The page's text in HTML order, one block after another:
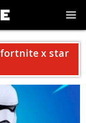
fortnite x star